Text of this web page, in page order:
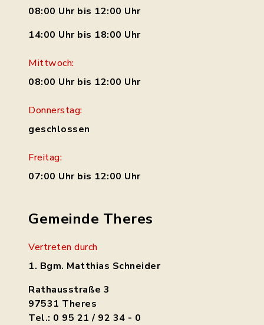
08:00 Uhr bis 12:00 Uhr
14:00 Uhr bis 18:00 Uhr
Mittwoch:
08:00 Uhr bis 12:00 Uhr
Donnerstag:
geschlossen
Freitag:
07:00 Uhr bis 12:00 Uhr
Gemeinde Theres
Vertreten durch
1. Bgm. Matthias Schneider
Rathausstraße 3
97531 Theres
Tel.: 0 95 21 / 92 34 - 0